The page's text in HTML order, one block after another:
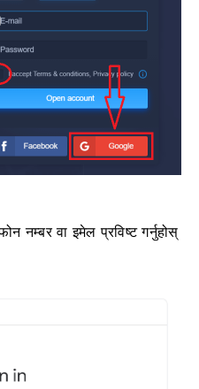
नम्बर वा इमेल प्रविष्ट गर्नुहोस्